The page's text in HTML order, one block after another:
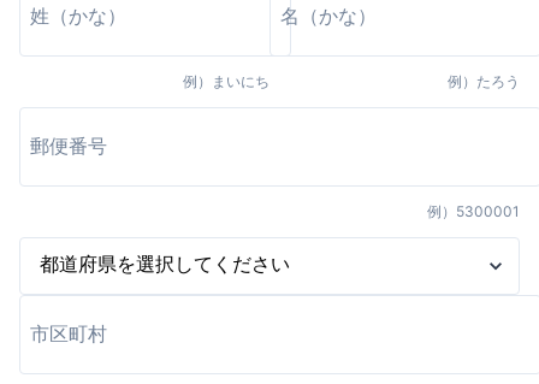
例） まいにち 例） たろう
例） 5300001